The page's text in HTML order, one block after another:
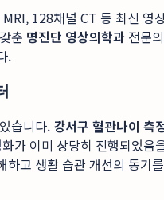
128채널 CT 등 최신
춘 명진단 영상의학과 전문
.
습니다. 강서구 혈관나이 측
가 이미 상당히 진행되었
고 생활 습관 개선의 동기